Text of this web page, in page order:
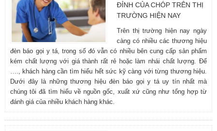
ĐỈNH CỦA CHÓP TRÊN THỊ
TRƯỜNG HIỆN NAY
Trên thị trường hiện nay ngày
càng có nhiều các thương hiệu
đèn báo gọi y tá, trong số đó vẫn có nhiều bên cung cấp sản phẩm
kém chất lượng với giá thành rất rẻ hoặc làm nhái chất lượng. Để
…., khách hàng cần tìm hiểu hết sức kỹ càng với từng thương hiệu.
Dưới đây là những thương hiệu đèn báo gọi y tá uy tín nhất mà
chúng tôi đã tìm hiểu về nguồn gốc, xuất xứ cũng như tổng hợp từ
đánh giá của nhiều khách hàng khác.